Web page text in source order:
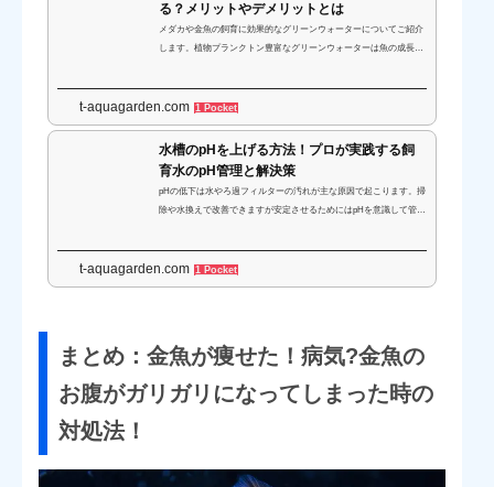
る？メリットやデメリットとは
メダカや金魚の飼育に効果的なグリーンウォーターについてご紹介
します。植物プランクトン豊富なグリーンウォーターは魚の成長促
t-aquagarden.com 1 Pocket
水槽のpHを上げる方法！プロが実践する飼
育水のpH管理と解決策
pHの低下は水やろ過フィルターの汚れが主な原因で起こります。掃
除や水換えで改善できますが安定させるためにはpHを意識して管理
t-aquagarden.com 1 Pocket
まとめ：金魚が痩せた！病気?金魚の
お腹がガリガリになってしまった時の
対処法！